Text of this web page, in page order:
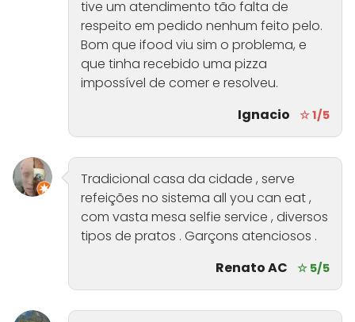
tive um atendimento tão falta de
respeito em pedido nenhum feito pelo.
Bom que ifood viu sim o problema, e
que tinha recebido uma pizza
impossível de comer e resolveu.
Ignacio
☆ 1/5
Tradicional casa da cidade , serve
refeições no sistema all you can eat ,
com vasta mesa selfie service , diversos
tipos de pratos . Garçons atenciosos .
Renato AC
☆ 5/5